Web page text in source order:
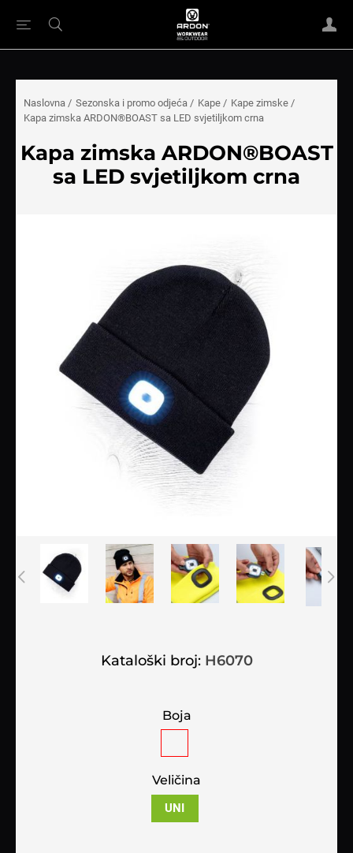
Naslovna / Sezonska i promo odjeća / Kape / Kape zimske /
Kapa zimska ARDON®BOAST sa LED svjetiljkom crna
Kapa zimska ARDON®BOAST
sa LED svjetiljkom crna
Kataloški broj: H6070
Boja
Veličina
UNI